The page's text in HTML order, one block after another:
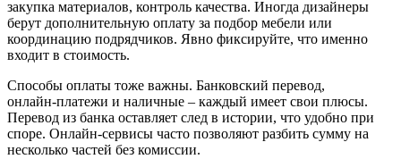
закупка материалов, контроль качества. Иногда дизайнеры
берут дополнительную оплату за подбор мебели или
координацию подрядчиков. Явно фиксируйте, что именно
входит в стоимость.
Способы оплаты тоже важны. Банковский перевод,
онлайн‑платежи и наличные – каждый имеет свои плюсы.
Перевод из банка оставляет след в истории, что удобно при
споре. Онлайн‑сервисы часто позволяют разбить сумму на
несколько частей без комиссии.